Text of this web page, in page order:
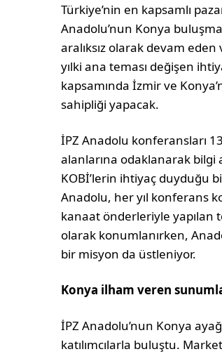
Türkiye’nin en kapsam­lı
Anadolu’nun Konya
aralıksız olarak devam
yılki ana teması değişen
kapsamında İzmir ve
sahipliği yapacak.
İPZ Anadolu konferansları
alanlarına odaklanarak bilgi
KOBİ’lerin ihtiyaç duyduğu
Anadolu, her yıl konferans
kanaat önderleriyle yapılan
olarak konumlanırken,
bir misyon da üstleniyor.
Konya ilham veren
İPZ Anadolu’nun Konya
katılımcılarla buluştu.